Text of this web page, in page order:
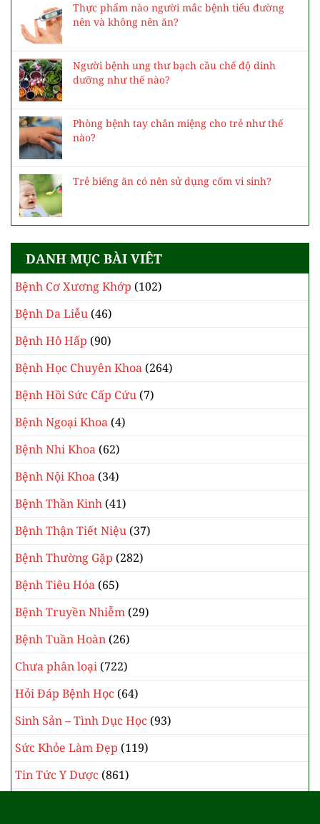
Thực phẩm nào người mắc bệnh tiểu đường
nên và không nên ăn?
Người bệnh ung thư bạch cầu chế độ dinh
dưỡng như thế nào?
Phòng bệnh tay chân miệng cho trẻ như thế
nào?
Trẻ biếng ăn có nên sử dụng cốm vi sinh?
DANH MỤC BÀI VIÊT
Bệnh Cơ Xương Khớp (102)
Bệnh Da Liễu (46)
Bệnh Hô Hấp (90)
Bệnh Học Chuyên Khoa (264)
Bệnh Hồi Sức Cấp Cứu (7)
Bệnh Ngoại Khoa (4)
Bệnh Nhi Khoa (62)
Bệnh Nội Khoa (34)
Bệnh Thần Kinh (41)
Bệnh Thận Tiết Niệu (37)
Bệnh Thường Gặp (282)
Bệnh Tiêu Hóa (65)
Bệnh Truyền Nhiễm (29)
Bệnh Tuần Hoàn (26)
Chưa phân loại (722)
Hỏi Đáp Bệnh Học (64)
Sinh Sản – Tình Dục Học (93)
Sức Khỏe Làm Đẹp (119)
Tin Tức Y Dược (861)